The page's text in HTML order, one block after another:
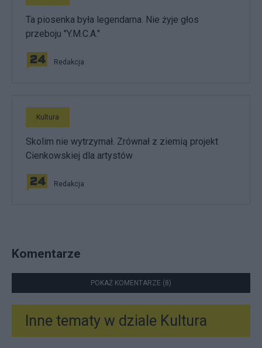
Ta piosenka była legendarna. Nie żyje głos
przeboju "Y.M.C.A."
Redakcja
Kultura
Skolim nie wytrzymał. Zrównał z ziemią projekt
Cienkowskiej dla artystów
Redakcja
Komentarze
POKAŻ KOMENTARZE (8)
Inne tematy w dziale Kultura